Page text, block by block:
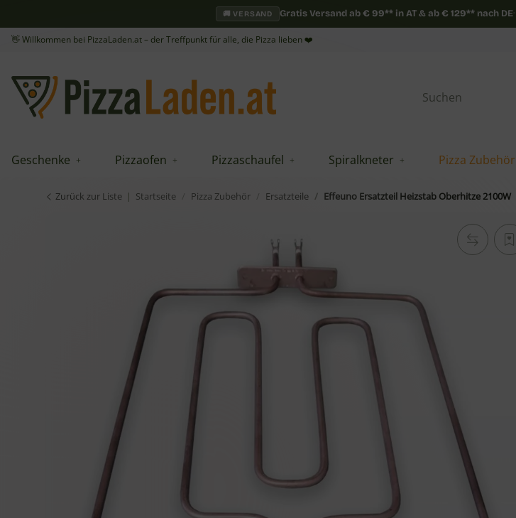
🚚 VERSAND Gratis Versand ab€ 99** in AT & ab€ 129** nach DE
👋 Willkommen bei PizzaLaden.at – der Treffpunkt für alle, die Pizza lieben ❤️
Geschenke Pizzaofen Pizzaschaufel Spiralkneter Pizza Zubehör
Zurück zur Liste Startseite Pizza Zubehör Ersatzteile Effeuno Ersatzteil Heizstab Oberhitze 2100W